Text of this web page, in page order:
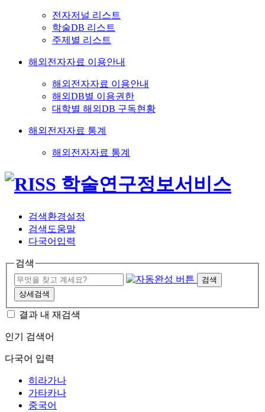
전자저널 리스트
학술DB 리스트
주제별 리스트
해외전자자료 이용안내
해외전자자료 이용안내
해외DB별 이용권한
대학별 해외DB 구독현황
해외전자자료 통계
해외전자자료 통계
검색환경설정
검색도움말
다국어입력
검색
검색
상세검색
결과 내 재검색
인기 검색어
다국어 입력
히라가나
가타카나
중국어